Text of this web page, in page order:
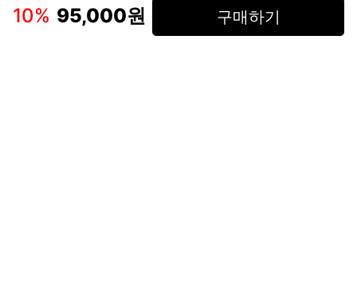
10% 95,000원 구매하기
인스타그램
페이스북